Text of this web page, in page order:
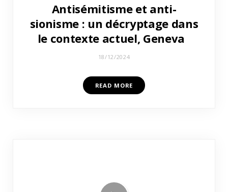
Antisémitisme et anti-
sionisme : un décryptage dans
le contexte actuel, Geneva
18/12/2024
READ MORE